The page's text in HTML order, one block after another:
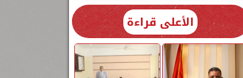
الأعلى قراءة